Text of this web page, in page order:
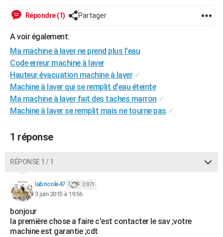
Art de vivre
Bien-être
Loisirs
Mode
Modes de vie
SANTE
VOYAGE
Destinations
City break
Voyage nature
Voyage de noces
Forum
Climat
PHOTO
GUIDES D'ACHAT
BONS PLANS
CARTE DE VOEUX
Carte de Noël
Carte Bonne année
Carte Saint-Valentin
Carte Pâques
Carte d'anniversaire
DICTIONNAIRE
S'inscrire
Se connecter
Lycées
Collèges
Primaires
Universités
Entreprises
Service militaire
Avis de recherche
AVIS DE DÉCÈS
FORUM
Bricolage
Lifestyle
Culture
Sport
Auto
Television
Voyage
Cinema
Répondre (1) Partager
A voir également:
Ma machine à laver ne prend plus l'eau
Code erreur machine à laver
Hauteur évacuation machine à laver ✓
Machine à laver qui se remplit d'eau éteinte
Ma machine à laver fait des taches marron ✓
Machine à laver se remplit mais ne tourne pas ✓
1 réponse
RÉPONSE 1 / 1
labricole47 2 871
3 juin 2015 à 19:56
bonjour
la première chose a faire c'est contacter le sav ;votre
machine est garantie ;cdt